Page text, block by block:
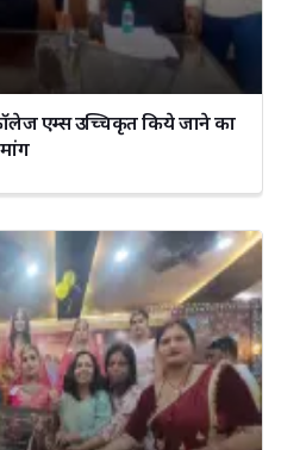
एम्स उच्चिकृत किये जाने का
मांग